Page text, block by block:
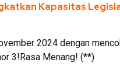
Kapasitas
2024 dengan
3!Rasa Menang! (**)